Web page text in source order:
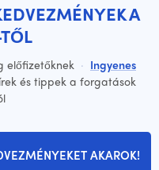
A
előfizetőknek · Ingyenes
és tippek a forgatások
AKAROK!